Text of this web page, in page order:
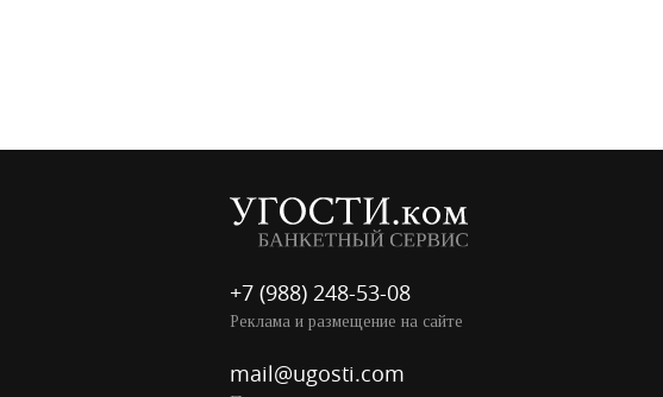
+7 (988) 248-53-08
Реклама и размещение на сайте
mail@ugosti.com